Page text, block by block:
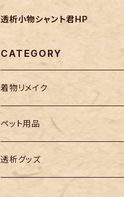
透析小物シャント君HP
CATEGORY
着物リメイク
メンズ
レディース
ペット用品
透析グッズ